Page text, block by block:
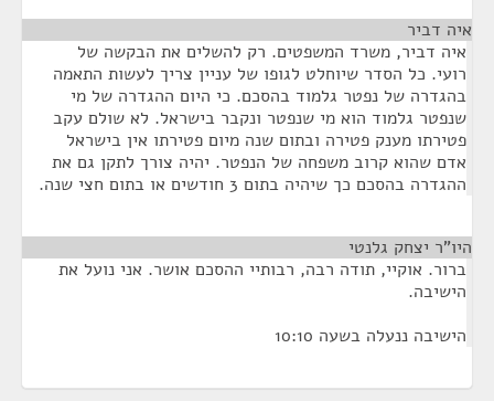
איה דביר
איה דביר, משרד המשפטים. רק להשלים את הבקשה של
רועי. כל הסדר שיוחלט לגופו של עניין צריך לעשות התאמה
בהגדרה של נפטר גלמוד בהסכם. כי היום ההגדרה של מי
שנפטר גלמוד הוא מי שנפטר ונקבר בישראל. לא שולם עקב
פטירתו מענק פטירה ובתום שנה מיום פטירתו אין בישראל
אדם שהוא קרוב משפחה של הנפטר. יהיה צורך לתקן גם את
ההגדרה בהסכם כך שיהיה בתום 3 חודשים או בתום חצי שנה.
היו"ר יצחק גלנטי
ברור. אוקיי, תודה רבה, רבותיי ההסכם אושר. אני נועל את
הישיבה.
הישיבה ננעלה בשעה 10:10